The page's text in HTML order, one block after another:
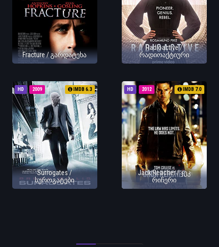
Fracture / გარდატეხა
Radioactive /
რადიოაქტიური
HD 2009 IMDB 6.3
Surrogates /
სუროგატები
HD 2012 IMDB 7.0
Jack Reacher / ჯეკ
რიჩერი